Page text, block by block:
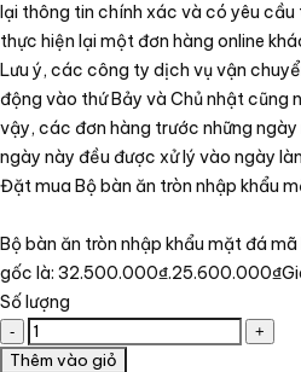
lại thông tin chính xác và có yêu
thực hiện lại một đơn hàng online
Lưu ý, các công ty dịch vụ vận
động vào thứ Bảy và Chủ nhật cũng
vậy, các đơn hàng trước những ngày
ngày này đều được xử lý vào ngày
Đặt mua Bộ bàn ăn tròn nhập khẩu
Bộ bàn ăn tròn nhập khẩu mặt đá mã
gốc là: 32.500.000₫.25.600.000₫
Số lượng
Thêm vào giỏ